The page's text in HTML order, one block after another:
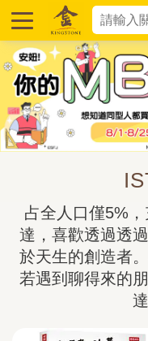
占全人口僅5%
達，喜歡透過透
於天生的創造者
若遇到聊得來的